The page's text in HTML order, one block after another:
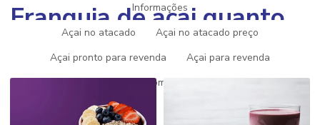
Informações
Açai no atacado
Açai no atacado preço
Açai pronto para revenda
Açai para revenda
Açai para vender
Comprar açaí para revender
Distribuidor de picole
Empresa de gelatos
Franquia de açai quanto
custa